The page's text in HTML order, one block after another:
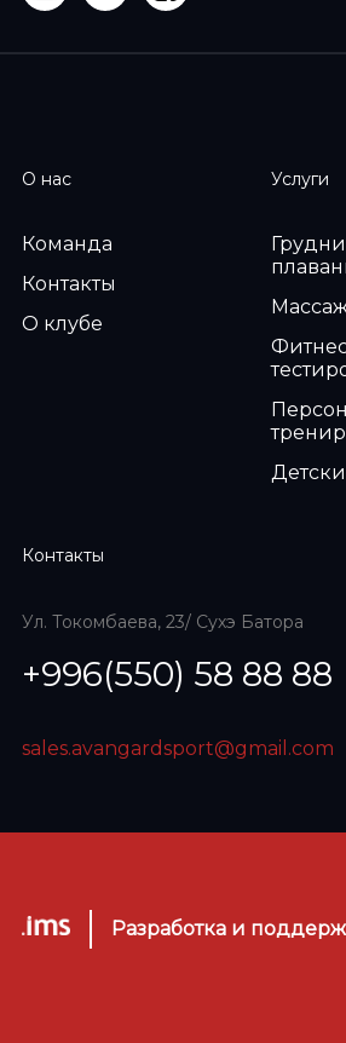
О нас
Команда
Контакты
О клубе
Услуги
Контакты
Ул. Токомбаева, 23/ Сухэ Батора
+996(550) 58 88 88
sales.avangardsport@gmail.com
Разработка и